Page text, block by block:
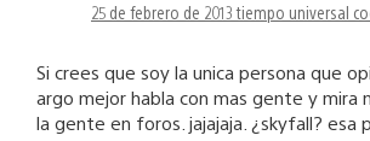
25 de febrero de 2013 tiempo universal
Si crees que soy la unica persona que
argo mejor habla con mas gente y mira
la gente en foros. jajajaja. ¿skyfall? esa